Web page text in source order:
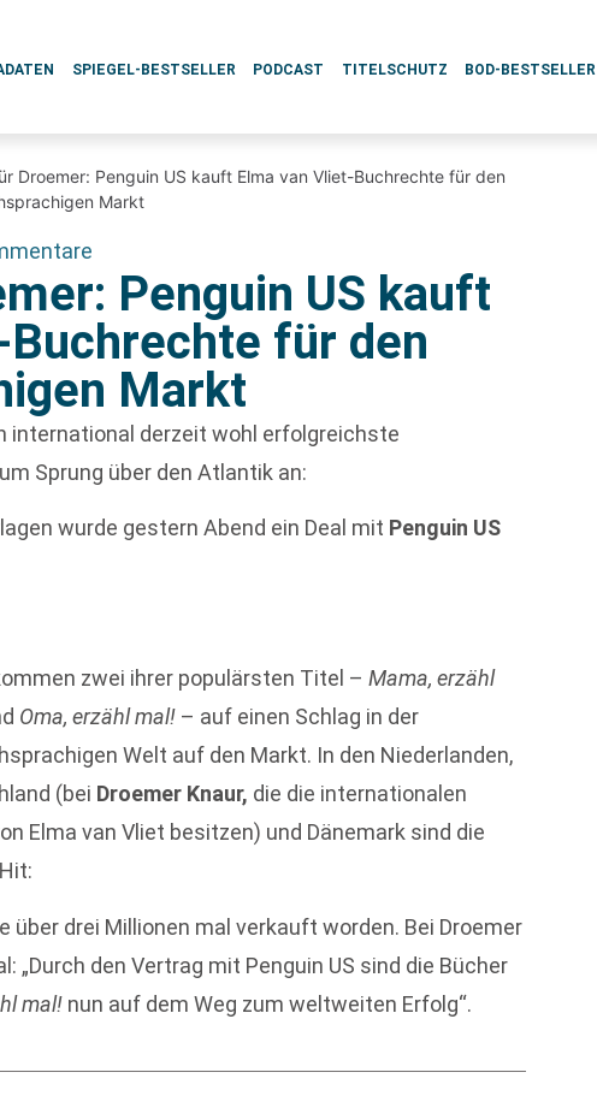
SPIEGEL-BESTSELLER PODCAST TITELSCHUTZ BOD-BESTSELLER
Droemer: Penguin US kauft Elma van Vliet-Buchrechte für den
Markt
Penguin US kauft
für den
Markt
international derzeit wohl erfolgreichste
Sprung über den Atlantik an:
wurde gestern Abend ein Deal mit Penguin US
zwei ihrer populärsten Titel –Mama, erzähl
Oma, erzähl mal! – auf einen Schlag in der
Welt auf den Markt. In den Niederlanden,
(bei Droemer Knaur, die die internationalen
Elma van Vliet besitzen) und Dänemark sind die
über drei Millionen mal verkauft worden. Bei Droemer
„Durch den Vertrag mit Penguin US sind die Bücher
mal! nun auf dem Weg zum weltweiten Erfolg“.